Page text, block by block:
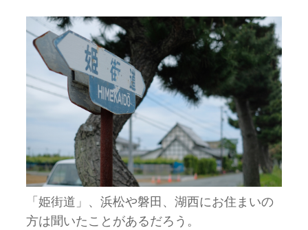
「姫街道」、浜松や磐田、湖西にお住まいの
方は聞いたことがあるだろう。